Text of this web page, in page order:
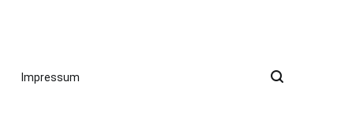
Impressum